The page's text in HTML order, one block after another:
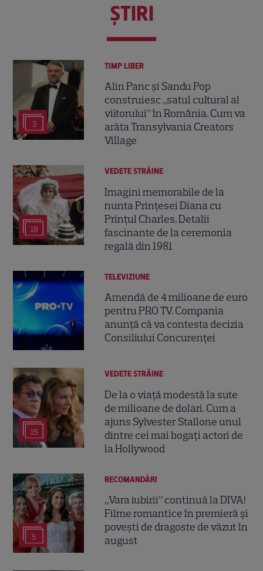
ŞTIRI
3
TIMP LIBER
Alin Panc și Sandu Pop
construiesc „satul cultural al
viitorului” în România. Cum va
arăta Transylvania Creators
Village
18
VEDETE STRĂINE
Imagini memorabile de la
nunta Prințesei Diana cu
Prințul Charles. Detalii
fascinante de la ceremonia
regală din 1981
TELEVIZIUNE
Amendă de 4 milioane de euro
pentru PRO TV. Compania
anunță că va contesta decizia
Consiliului Concurenței
15
VEDETE STRĂINE
De la o viață modestă la sute
de milioane de dolari. Cum a
ajuns Sylvester Stallone unul
dintre cei mai bogați actori de
la Hollywood
5
RECOMANDĂRI
„Vara iubirii” continuă la DIVA!
Filme romantice în premieră și
povești de dragoste de văzut în
august